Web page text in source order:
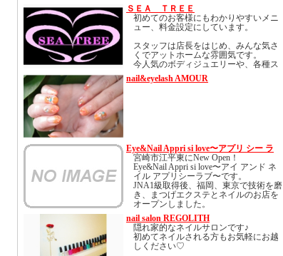
ネイルサロンと併設にてエステサロン
も行っております。フォトクリニカル
システムによるフォトフェイシャルや
ューまで取り揃えております。また、
若草通り内にてネイルサロンとは別に
ネイルスクールを開設しており、ネイ
ルの勉強に適した環境をご用意してお
ります。
ＳＥＡ ＴＲＥＥ
初めてのお客様にもわかりやすいメニ
ュー、料金設定にしています。
スタッフは店長をはじめ、みんな気さ
くでアットホームな雰囲気です。
今人気のボディジュエリーや、各種ス
クール、資格発行も行っております。
nail&eyelash AMOUR
Eye&Nail Appri si love〜アプリ シー ラ
ブ〜
宮崎市江平東にNew Open！
Eye&Nail Appri si love〜アイ アンド ネ
イル アプリシーラブ〜です。
JNA1級取得後、福岡、東京で技術を磨
き、まつげエクステとネイルのお店を
オープンしました。
隠れ家でアットホームなサロンです。
少しでも多くのお客様にご満足して頂
けるよう、丁寧にカウンセリングさせ
て頂きますのでお気軽にご来店下さ
い。
nail salon REGOLITH
隠れ家的なネイルサロンです♪
初めてネイルされる方もお気軽にお越
しください♡